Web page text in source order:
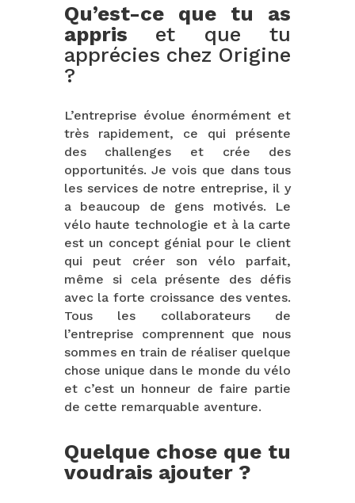
Qu’est-ce que tu as
appris et que tu
apprécies chez Origine
?
L’entreprise évolue énormément et
très rapidement, ce qui présente
des challenges et crée des
opportunités. Je vois que dans tous
les services de notre entreprise, il y
a beaucoup de gens motivés. Le
vélo haute technologie et à la carte
est un concept génial pour le client
qui peut créer son vélo parfait,
même si cela présente des défis
avec la forte croissance des ventes.
Tous les collaborateurs de
l’entreprise comprennent que nous
sommes en train de réaliser quelque
chose unique dans le monde du vélo
et c’est un honneur de faire partie
de cette remarquable aventure.
Quelque chose que tu
voudrais ajouter ?